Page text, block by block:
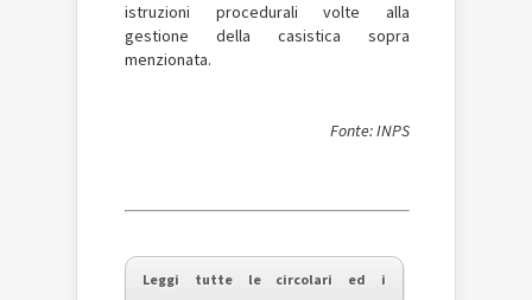
istruzioni procedurali volte alla
gestione della casistica sopra
menzionata.
Fonte: INPS
Leggi tutte le circolari ed i